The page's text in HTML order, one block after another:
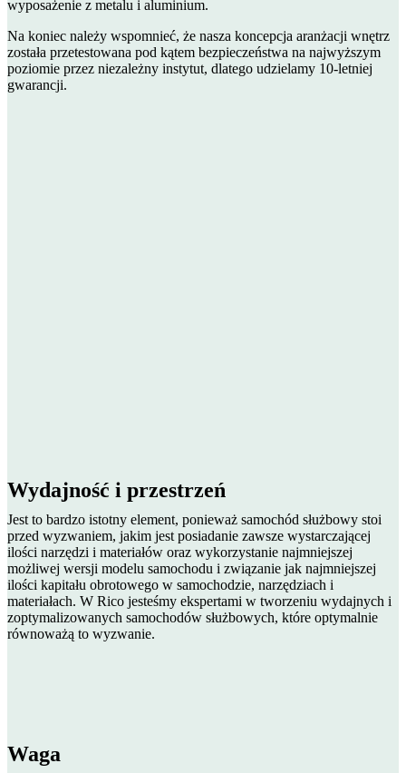
wyposażenie z metalu i aluminium.
Na koniec należy wspomnieć, że nasza koncepcja aranżacji wnętrz
została przetestowana pod kątem bezpieczeństwa na najwyższym
poziomie przez niezależny instytut, dlatego udzielamy 10-letniej
gwarancji.
Wydajność i przestrzeń
Jest to bardzo istotny element, ponieważ samochód służbowy stoi
przed wyzwaniem, jakim jest posiadanie zawsze wystarczającej
ilości narzędzi i materiałów oraz wykorzystanie najmniejszej
możliwej wersji modelu samochodu i związanie jak najmniejszej
ilości kapitału obrotowego w samochodzie, narzędziach i
materiałach. W Rico jesteśmy ekspertami w tworzeniu wydajnych i
zoptymalizowanych samochodów służbowych, które optymalnie
równoważą to wyzwanie.
Waga